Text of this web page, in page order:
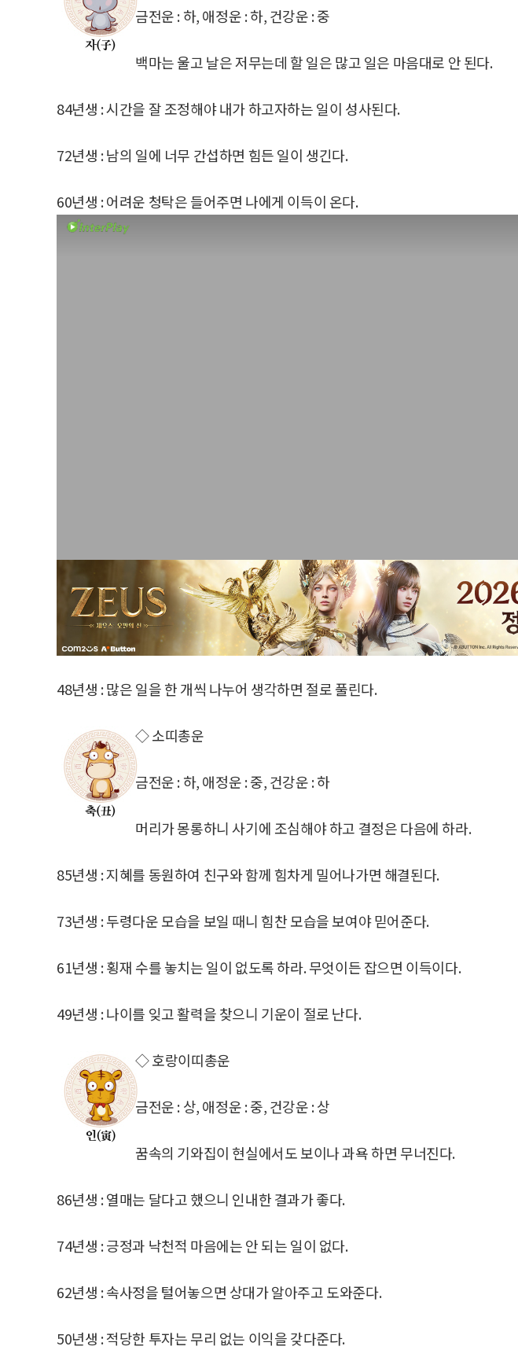
금전운 : 하, 애정운 : 하, 건강운 : 중
백마는 울고 날은 저무는데 할 일은 많고 일은 마음대로 안 된다.
84년생 : 시간을 잘 조정해야 내가 하고자하는 일이 성사된다.
72년생 : 남의 일에 너무 간섭하면 힘든 일이 생긴다.
60년생 : 어려운 청탁은 들어주면 나에게 이득이 온다.
48년생 : 많은 일을 한 개씩 나누어 생각하면 절로 풀린다.
◇ 소띠총운
금전운 : 하, 애정운 : 중, 건강운 : 하
머리가 몽롱하니 사기에 조심해야 하고 결정은 다음에 하라.
85년생 : 지혜를 동원하여 친구와 함께 힘차게 밀어나가면 해결된다.
73년생 : 두령다운 모습을 보일 때니 힘찬 모습을 보여야 믿어준다.
61년생 : 횡재 수를 놓치는 일이 없도록 하라. 무엇이든 잡으면 이득이다.
49년생 : 나이를 잊고 활력을 찾으니 기운이 절로 난다.
◇ 호랑이띠총운
금전운 : 상, 애정운 : 중, 건강운 : 상
꿈속의 기와집이 현실에서도 보이나 과욕 하면 무너진다.
86년생 : 열매는 달다고 했으니 인내한 결과가 좋다.
74년생 : 긍정과 낙천적 마음에는 안 되는 일이 없다.
62년생 : 속사정을 털어놓으면 상대가 알아주고 도와준다.
50년생 : 적당한 투자는 무리 없는 이익을 갖다준다.